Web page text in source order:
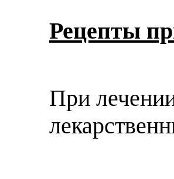
Рецепты
При